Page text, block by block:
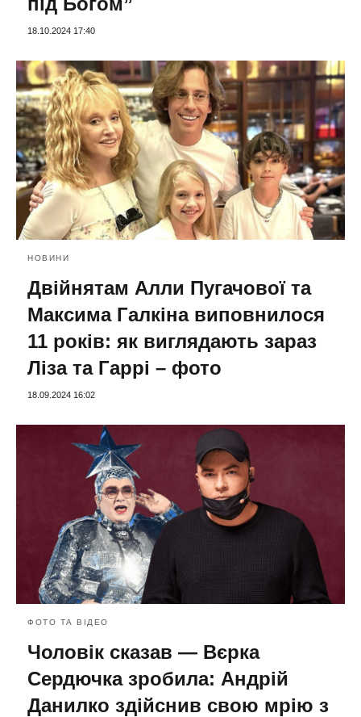
18.10.2024 17:40
НОВИНИ
Двійнятам Алли Пугачової та
Максима Галкіна виповнилося
11 років: як виглядають зараз
Ліза та Гаррі – фото
18.09.2024 16:02
ФОТО ТА ВІДЕО
Чоловік сказав — Вєрка
Сердючка зробила: Андрій
Данилко здійснив свою мрію з